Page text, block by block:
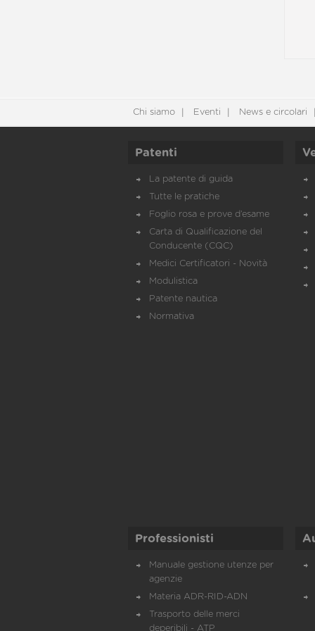
Chi siamo Eventi News e circolari
Patenti
La patente di guida
Tutte le pratiche
Foglio rosa e prove d’esame
Carta di Qualificazione del
Conducente (CQC)
Medici Certificatori - Novità
Modulistica
Patente nautica
Normativa
Professionisti
Manuale gestione utenze per
agenzie
Materia ADR-RID-ADN
Trasporto delle merci
deperibili - ATP